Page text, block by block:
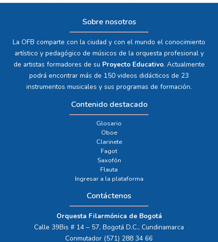
Sobre nosotros
La OFB comparte con la ciudad y con el mundo el conocimiento
artístico y pedagógico de músicos de la orquesta profesional y
de artistas formadores de su Proyecto Educativo. Actualmente
podrá encontrar más de 150 videos didácticos de 23
instrumentos musicales y sus programas de formación.
Contenido destacado
Glosario
Oboe
Clarinete
Fagot
Saxofón
Flauta
Ingresar a la plataforma
Contáctenos
Orquesta Filarmónica de Bogotá
Calle 39Bis # 14 – 57, Bogotá D.C., Cundinamarca
Conmutador (571) 288 34 66